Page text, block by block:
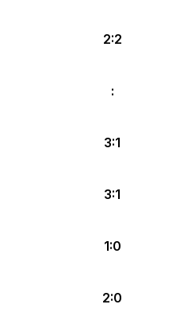
2:2
:
3:1
3:1
1:0
2:0